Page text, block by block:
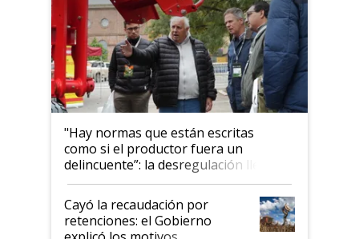
"Hay normas que están escritas
como si el productor fuera un
delincuente”: la desregulación llegó
al Congreso Aapresid y hasta se
habló del financiamiento al IPCVA
Cayó la recaudación por
retenciones: el Gobierno